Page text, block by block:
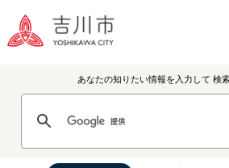
あなたの知りたい情報を入力して 検